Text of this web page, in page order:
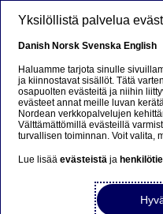
Nordea Bank
laskee
unlimited
5.2.2018,
Yksilöllistä palvelua
Danish Norsk Svenska English
Haluamme tarjota sinulle
ja kiinnostavat sisällöt. Tätä
osapuolten evästeitä ja niihin
evästeet annat meille luvan
Nordean verkkopalvelujen
Välttämättömillä evästeillä
turvallisen toiminnan. Voit valita,
Lue lisääevästeistä ja